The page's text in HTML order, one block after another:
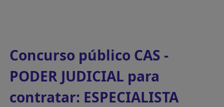
Concurso público CAS -
PODER JUDICIAL para
contratar: ESPECIALISTA